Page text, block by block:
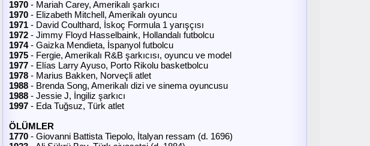
1970 - Mariah Carey, Amerikalı şarkıcı
1970 - Elizabeth Mitchell, Amerikalı oyuncu
1971 - David Coulthard, İskoç Formula 1 yarışçısı
1972 - Jimmy Floyd Hasselbaink, Hollandalı futbolcu
1974- Gaizka Mendieta, İspanyol futbolcu
1975 - Fergie, Amerikalı R&B şarkıcısı, oyuncu ve model
1977 - Elías Larry Ayuso, Porto Rikolu basketbolcu
1978 - Marius Bakken, Norveçli atlet
1988 - Brenda Song, Amerikalı dizi ve sinema oyuncusu
1988 - Jessie J, İngiliz şarkıcı
1997 - Eda Tuğsuz, Türk atlet
ÖLÜMLER
1770 - Giovanni Battista Tiepolo, İtalyan ressam (d. 1696)